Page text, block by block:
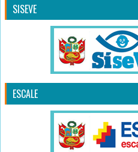
SISEVE
ESCALE